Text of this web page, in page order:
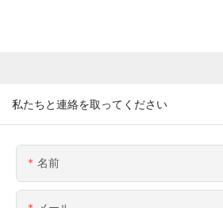
私たちと連絡を取ってください
名前